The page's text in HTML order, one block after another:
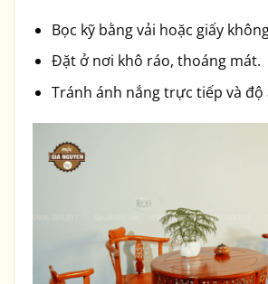
Bọc kỹ bằng vải hoặc giấy
Đặt ở nơi khô ráo, thoáng mát.
Tránh ánh nắng trực tiếp và độ